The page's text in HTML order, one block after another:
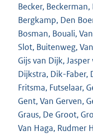
Becker,
Bergkamp, Den
Bosman, Bouali,
Slot, Buitenweg,
Gijs van Dijk,
Dijkstra, Dik-Faber,
Fritsma, Futselaar,
Gent, Van Gerven,
Graus, De Groot,
Van Haga, Rudmer